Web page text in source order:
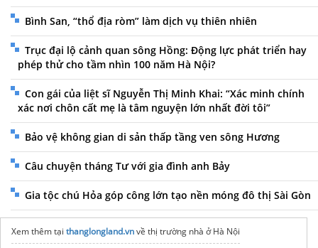
Bình San, “thổ địa ròm” làm dịch vụ thiên nhiên
Trục đại lộ cảnh quan sông Hồng: Động lực phát triển hay
phép thử cho tầm nhìn 100 năm Hà Nội?
Con gái của liệt sĩ Nguyễn Thị Minh Khai: “Xác minh chính
xác nơi chôn cất mẹ là tâm nguyện lớn nhất đời tôi”
Bảo vệ không gian di sản thấp tầng ven sông Hương
Câu chuyện tháng Tư với gia đình anh Bảy
Gia tộc chú Hỏa góp công lớn tạo nền móng đô thị Sài Gòn
Xem thêm tại thanglongland.vnvề thị trường nhà ở Hà Nội